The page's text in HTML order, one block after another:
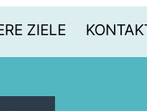
ZIELE